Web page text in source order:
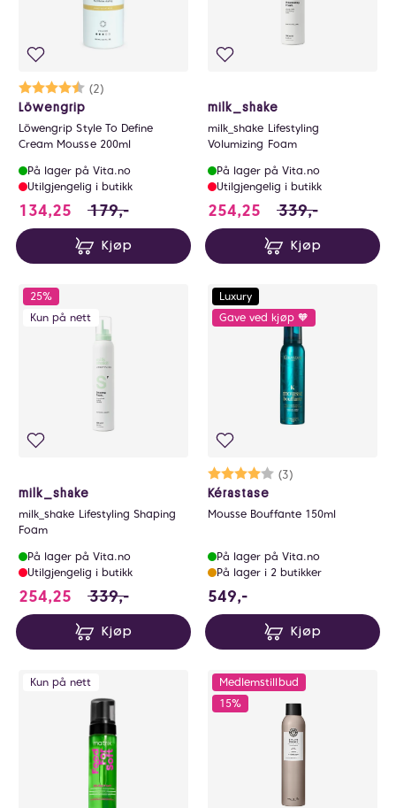
Karakter:
(2)
4.5 av 5 mulige
Löwengrip
Löwengrip Style To Define
Cream Mousse 200ml
På lager på Vita.no
Utilgjengelig i butikk
134,25 134.25 i stedet for 179 NOK, du sparer 44.75
179,-
Kjøp
milk_shake
milk_shake Lifestyling
Volumizing Foam
På lager på Vita.no
Utilgjengelig i butikk
254,25 254.25 i stedet
339,-
Kjøp
25%
Kun på nett
milk_shake
milk_shake Lifestyling Shaping
Foam
På lager på Vita.no
Utilgjengelig i butikk
254,25 254.25 i stedet for 339 NOK, du sparer 84.75
339,-
Kjøp
Luxury
Gave ved kjøp 🧡
Karakter:
(3)
4.0 av 5 mulige
Kérastase
Mousse Bouffante 150ml
På lager på Vita.no
På lager i 2 butikker
549,-
Kjøp
Kun på nett
Medlemstillbud
15%